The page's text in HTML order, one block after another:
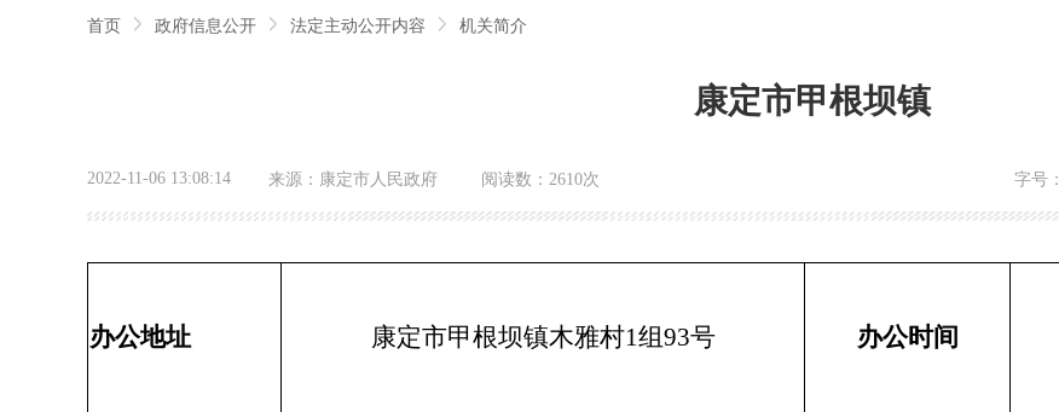
首页 政府信息公开 法定主动公开内容 机关简介
康定市甲根坝镇
2022-11-06 13:08:14 来源： 康定市人民政府 阅读数： 2610次 字号：
办公地址 康定市甲根坝镇木雅村1组93号 办公时间